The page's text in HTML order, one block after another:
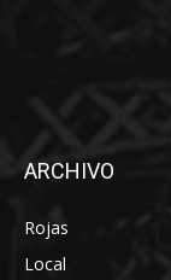
ARCHIVO
Rojas
Local